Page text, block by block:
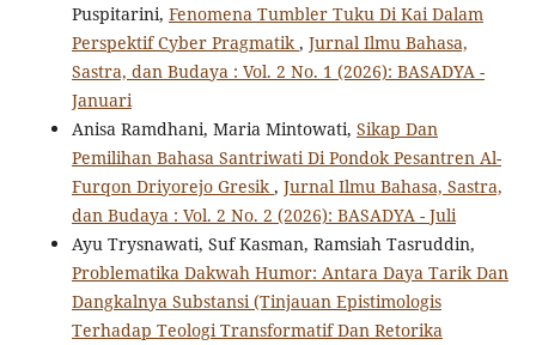
Puspitarini, Fenomena Tumbler Tuku Di Kai Dalam
Perspektif Cyber Pragmatik , Jurnal Ilmu Bahasa,
Sastra, dan Budaya : Vol. 2 No. 1 (2026): BASADYA -
Januari
Anisa Ramdhani, Maria Mintowati, Sikap Dan
Pemilihan Bahasa Santriwati Di Pondok Pesantren Al-
Furqon Driyorejo Gresik , Jurnal Ilmu Bahasa, Sastra,
dan Budaya : Vol. 2 No. 2 (2026): BASADYA - Juli
Ayu Trysnawati, Suf Kasman, Ramsiah Tasruddin,
Problematika Dakwah Humor: Antara Daya Tarik Dan
Dangkalnya Substansi (Tinjauan Epistimologis
Terhadap Teologi Transformatif Dan Retorika